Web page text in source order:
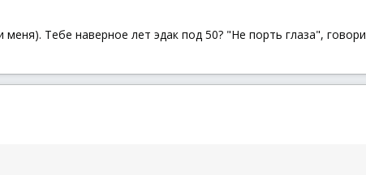
Тебе наверное лет эдак под 50? "Не порть глаза",